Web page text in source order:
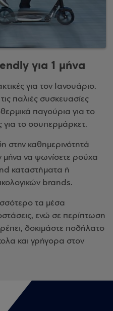
για 1 μήνα
για τον Ιανουάριο.
παλιές συσκευασίες
παγούρια για το
για το σουπερμάρκετ.
στην καθημερινότητά
μήνα να ψωνίσετε ρούχα
καταστήματα ή
brands.
τα μέσα
ενώ σε περίπτωση
δοκιμάστε ποδήλατο
και γρήγορα στον